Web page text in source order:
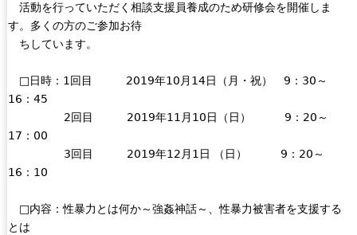
活動を行っていただく相談支援員養成のため研修会を開催しま
す。多くの方のご参加お待
ちしています。
□日時：1回目 2019年10月14日（月・祝） 9：30～
16：45
2回目 2019年11月10日（日） 9：20～
17：00
3回目 2019年12月1日 （日） 9：20～
16：10
□内容：性暴力とは何か～強姦神話～、性暴力被害者を支援する
とは